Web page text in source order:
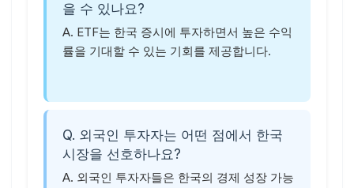
을 수 있나요?
A. ETF는 한국 증시에 투자하면서 높은 수익
률을 기대할 수 있는 기회를 제공합니다.
Q. 외국인 투자자는 어떤 점에서 한국
시장을 선호하나요?
A. 외국인 투자자들은 한국의 경제 성장 가능